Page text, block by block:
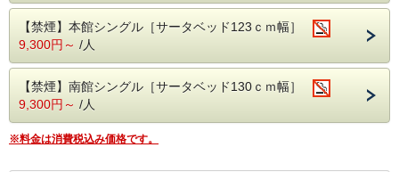
数によってセットメニューに変更する場合がございます。予
めご了承ください。
名神栗東インターより車で5分（約3.6㎞）
JR琵琶湖線・草津線 「草津駅」東口より徒歩12分
※ご注意※
【禁煙】本館シングル［サータベッド123ｃｍ幅］
9,300円～ /人
【禁煙】南館シングル［サータベッド130ｃｍ幅］
9,300円～ /人
※料金は消費税込み価格です。